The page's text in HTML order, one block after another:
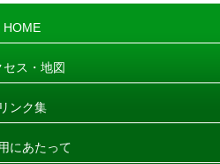
HOME
セス・地図
リンク集
にあたって